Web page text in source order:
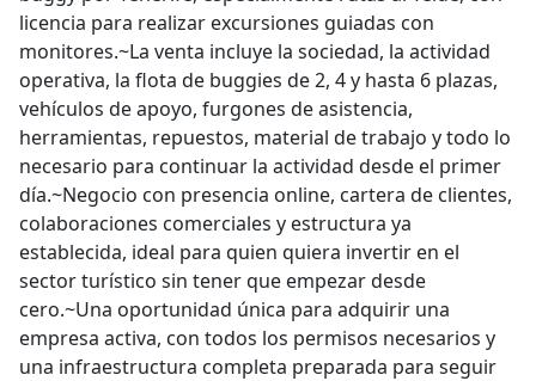
licencia para realizar excursiones guiadas con
monitores.~La venta incluye la sociedad, la actividad
operativa, la flota de buggies de 2, 4 y hasta 6 plazas,
vehículos de apoyo, furgones de asistencia,
herramientas, repuestos, material de trabajo y todo lo
necesario para continuar la actividad desde el primer
día.~Negocio con presencia online, cartera de clientes,
colaboraciones comerciales y estructura ya
establecida, ideal para quien quiera invertir en el
sector turístico sin tener que empezar desde
cero.~Una oportunidad única para adquirir una
empresa activa, con todos los permisos necesarios y
una infraestructura completa preparada para seguir